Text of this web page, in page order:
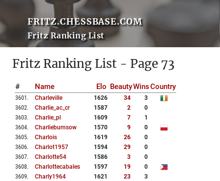
FRITZ.CHESSBASE.COM
Fritz Ranking List
Fritz Ranking List - Page 73
# Name Elo BeautyWinsCountry
3601 . Charleville 1626 34
3
3602. Charlie_ac_cr 1587 2
0
3603. Charlie_pl 1609 7
1
3604. Charlieburnsow 1570 9
0
3605. Charlois 1619 26
0
3606. Charlot1957 1594 29
0
3607. Charlotte54 1586 3
0
3608. Charlottecabales 1597 19
0
3609. Charly1964 1621 23
3